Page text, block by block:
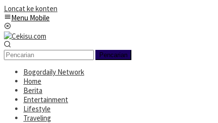
Loncat ke konten
Menu Mobile
Pencarian
Bogordaily Network
Home
Berita
Entertainment
Lifestyle
Traveling